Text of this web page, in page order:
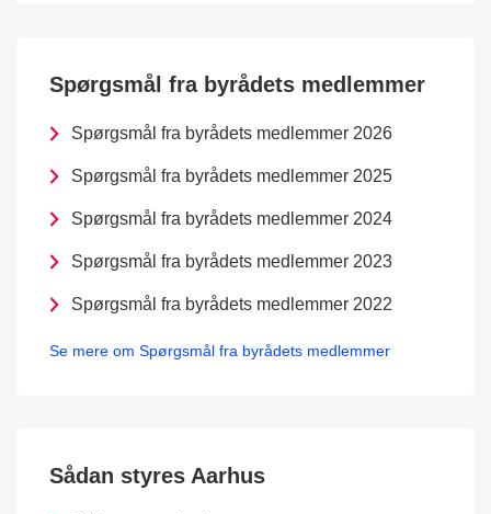
Spørgsmål fra byrådets medlemmer
Spørgsmål fra byrådets medlemmer 2026
Spørgsmål fra byrådets medlemmer 2025
Spørgsmål fra byrådets medlemmer 2024
Spørgsmål fra byrådets medlemmer 2023
Spørgsmål fra byrådets medlemmer 2022
Se mere om Spørgsmål fra byrådets medlemmer
Sådan styres Aarhus